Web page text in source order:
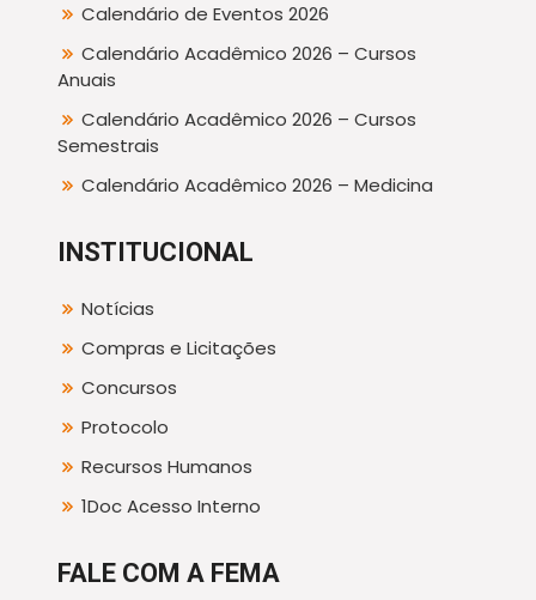
Calendário de Eventos 2026
Calendário Acadêmico 2026 – Cursos
Anuais
Calendário Acadêmico 2026 – Cursos
Semestrais
Calendário Acadêmico 2026 – Medicina
INSTITUCIONAL
Notícias
Compras e Licitações
Concursos
Protocolo
Recursos Humanos
1Doc Acesso Interno
FALE COM A FEMA